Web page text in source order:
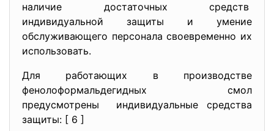
наличие достаточных средств
индивидуальной защиты и умение
обслуживающего персонала своевременно их
использовать.
Для работающих в производстве
фенолоформальдегидных смол
предусмотрены индивидуальные средства
защиты: [ 6 ]